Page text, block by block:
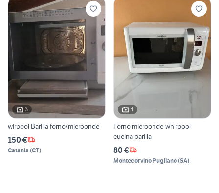
3
wirpool Barilla forno/microonde
150 €
Catania (CT)
4
Forno microonde whirpool
cucina barilla
80 €
Montecorvino Pugliano(SA)